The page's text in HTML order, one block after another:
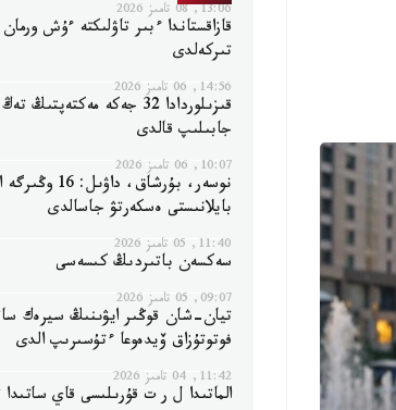
13:06, 08 تامىز 2026
قازاقستاندا ءبىر تاۋلىكتە ءۇش
تىركەلدى
14:56, 06 تامىز 2026
قىزىلوردادا 32 جەكە
جابىلىپ قالدى
10:07, 06 تامىز 2026
نوسەر، بۇرشاق،
بايلانىستى ەسكەرتۋ جاسالدى
11:40, 05 تامىز 2026
سەكسەن باتىردىڭ كىسەسى
09:07, 05 تامىز 2026
تيان-شان قوڭىر ايۋىنىڭ سيرەك
فوتوتۇزاق ۆيدەوعا ءتۇسىرىپ الدى
11:42, 04 تامىز 2026
الماتىدا ل ر ت قۇرىلىسى قاي ساتىدا